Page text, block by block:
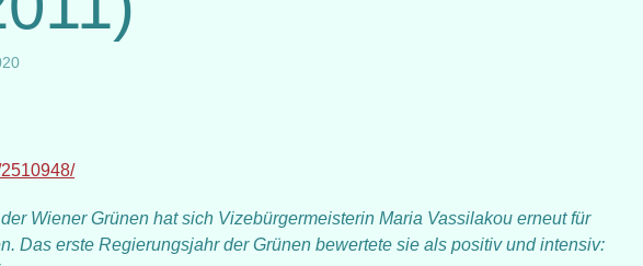
Wiener Grünen hat sich Vizebürgermeisterin Maria Vassilakou erneut für
Das erste Regierungsjahr der Grünen bewertete sie als positiv und intensiv: